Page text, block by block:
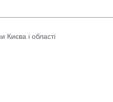
Києва і області